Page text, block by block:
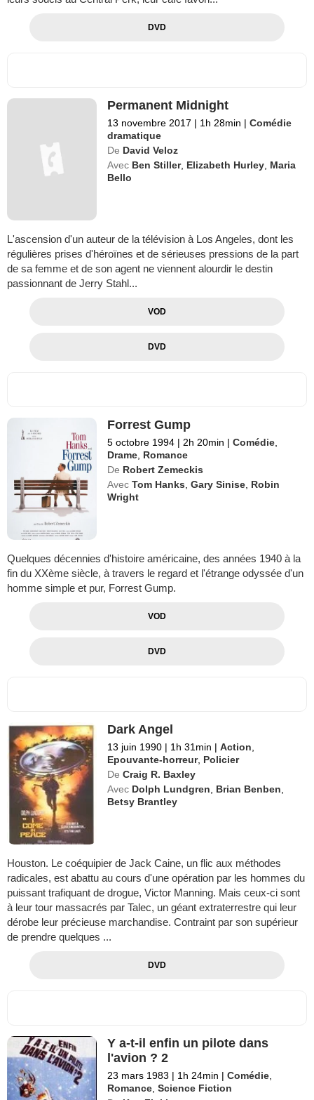
DVD
Permanent Midnight
13 novembre 2017 | 1h 28min | Comédie
dramatique
De David Veloz
Avec Ben Stiller, Elizabeth Hurley Maria
Bello
L'ascension d'un auteur de la télévision à Los Angeles, dont les
régulières prises d'héroïnes et de sérieuses pressions de la part
de sa femme et de son agent ne viennent alourdir le destin
passionnant de Jerry Stahl...
VOD
DVD
Forrest Gump
5 octobre 1994 | 2h 20min | Comédie
Drame Romance
De Robert Zemeckis
Avec Tom Hanks ,Gary Sinise Robin
Wright
Quelques décennies d'histoire américaine, des années 1940 à la
fin du XXème siècle, à travers le regard et l'étrange odyssée d'un
homme simple et pur, Forrest Gump.
VOD
DVD
Dark Angel
13 juin 1990 | 1h 31min | Action
Epouvante-horreur, Policier
De Craig R. Baxley
Avec Dolph Lundgren Brian Benben
Betsy Brantley
Houston. Le coéquipier de Jack Caine, un flic aux méthodes
radicales, est abattu au cours d'une opération par les hommes du
puissant trafiquant de drogue, Victor Manning. Mais ceux-ci sont
à leur tour massacrés par Talec, un géant extraterrestre qui leur
dérobe leur précieuse marchandise. Contraint par son supérieur
de prendre quelques ...
DVD
Y a-t-il enfin un pilote dans
l'avion ? 2
23 mars 1983 | 1h 24min | Comédie
Romance ,Science Fiction